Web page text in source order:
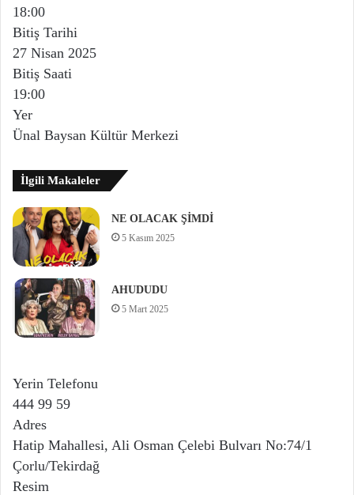
18:00
Bitiş Tarihi
27 Nisan 2025
Bitiş Saati
19:00
Yer
Ünal Baysan Kültür Merkezi
İlgili Makaleler
NE OLACAK ŞİMDİ
5 Kasım 2025
AHUDUDU
5 Mart 2025
Yerin Telefonu
444 99 59
Adres
Hatip Mahallesi, Ali Osman Çelebi Bulvarı No:74/1
Çorlu/Tekirdağ
Resim